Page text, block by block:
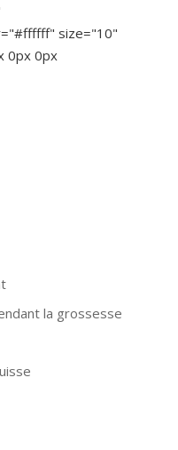
size="10"
0px 0px
la grossesse